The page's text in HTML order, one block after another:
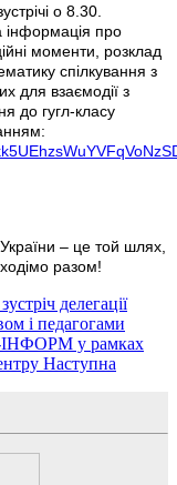
о 8.30.
інформація про
моменти, розклад
спілкування з
для взаємодії з
до гугл-класу
– це той шлях,
разом!
делегації
і педагогами
ІНФОРМ у рамках
Наступна